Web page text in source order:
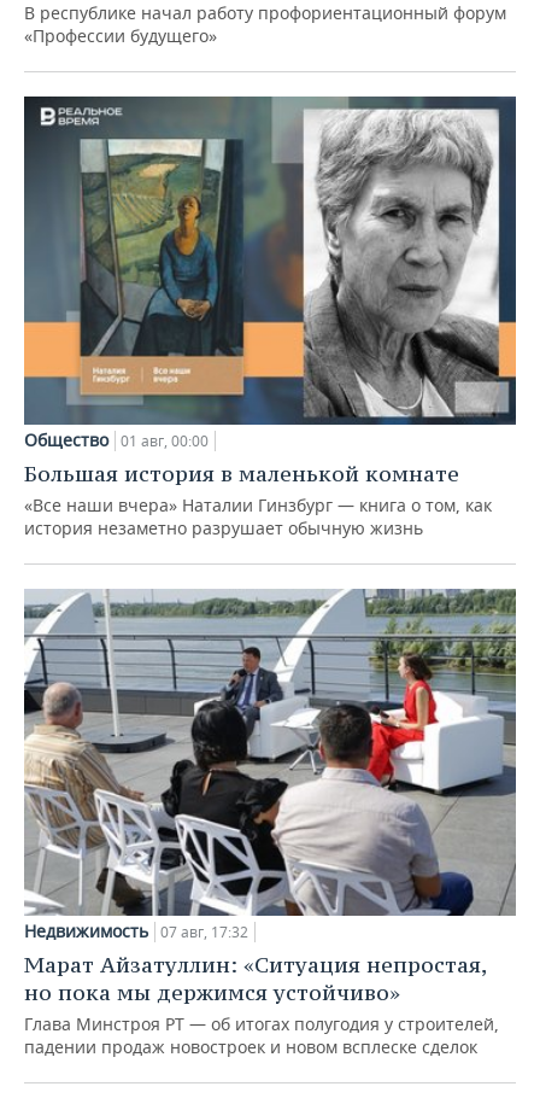
В республике начал работу профориентационный форум
«Профессии будущего»
Общество 01 авг, 00:00
Большая история в маленькой комнате
«Все наши вчера» Наталии Гинзбург — книга о том, как
история незаметно разрушает обычную жизнь
Недвижимость 07 авг, 17:32
Марат Айзатуллин: «Ситуация непростая,
но пока мы держимся устойчиво»
Глава Минстроя РТ — об итогах полугодия у строителей,
падении продаж новостроек и новом всплеске сделок